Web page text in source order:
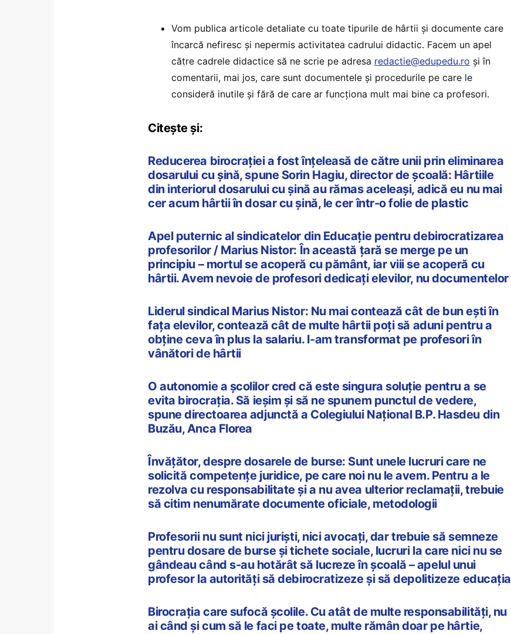
Vom publica articole detaliate cu toate tipurile de hârtii și documente care
încarcă nefiresc și nepermis activitatea cadrului didactic. Facem un apel
către cadrele didactice să ne scrie pe adresa redactie@edupedu.ro și în
comentarii, mai jos, care sunt documentele și procedurile pe care le
consideră inutile și fără de care ar funcționa mult mai bine ca profesori.
Citește și:
Reducerea birocrației a fost înțeleasă de către unii prin eliminarea
dosarului cu șină, spune Sorin Hagiu, director de școală: Hârtiile
din interiorul dosarului cu șină au rămas aceleași, adică eu nu mai
cer acum hârtii în dosar cu șină, le cer într-o folie de plastic
Apel puternic al sindicatelor din Educație pentru debirocratizarea
profesorilor / Marius Nistor: În această țară se merge pe un
principiu – mortul se acoperă cu pământ, iar viii se acoperă cu
hârtii. Avem nevoie de profesori dedicați elevilor, nu documentelor
Liderul sindical Marius Nistor: Nu mai contează cât de bun ești în
fața elevilor, contează cât de multe hârtii poți să aduni pentru a
obține ceva în plus la salariu. I-am transformat pe profesori în
vânători de hârtii
O autonomie a școlilor cred că este singura soluție pentru a se
evita birocrația. Să ieșim și să ne spunem punctul de vedere,
spune directoarea adjunctă a Colegiului Național B.P. Hasdeu din
Buzău, Anca Florea
Învățător, despre dosarele de burse: Sunt unele lucruri care ne
solicită competențe juridice, pe care noi nu le avem. Pentru a le
rezolva cu responsabilitate și a nu avea ulterior reclamații, trebuie
să citim nenumărate documente oficiale, metodologii
Profesorii nu sunt nici juriști, nici avocați, dar trebuie să semneze
pentru dosare de burse și tichete sociale, lucruri la care nici nu se
gândeau când s-au hotărât să lucreze în școală – apelul unui
profesor la autorități să debirocratizeze și să depolitizeze educația
Birocrația care sufocă școlile. Cu atât de multe responsabilități, nu
ai când și cum să le faci pe toate, multe rămân doar pe hârtie,